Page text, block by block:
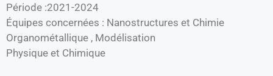
Période :2021-2024
Équipes concernées : Nanostructures et Chimie
Organométallique , Modélisation
Physique et Chimique